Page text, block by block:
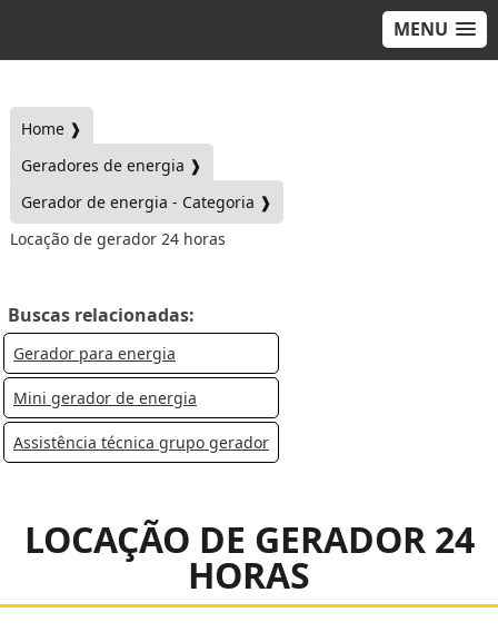
MENU
Home ❱
Geradores de energia ❱
Gerador de energia - Categoria ❱
Locação de gerador 24 horas
Buscas relacionadas:
Gerador para energia
Mini gerador de energia
Assistência técnica grupo gerador
LOCAÇÃO DE GERADOR 24
HORAS